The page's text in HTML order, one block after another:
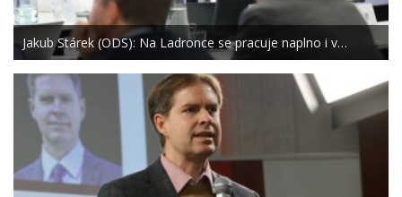
Jakub Stárek (ODS): Na Ladronce se pracuje naplno i v…